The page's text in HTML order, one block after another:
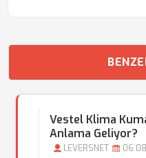
Vestel Klima
Anlama Geliyor?
LEVERSNET